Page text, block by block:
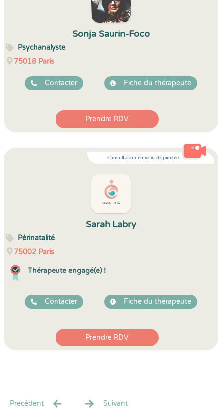
Sonja Saurin-Foco
Psychanalyste
75018 Paris
Contacter Fiche du thérapeute
Prendre RDV
Consultation en visio disponible
Sarah Labry
Périnatalité
75002 Paris
Thérapeute engagé(e) !
Contacter Fiche du thérapeute
Prendre RDV
Precédent Suivant